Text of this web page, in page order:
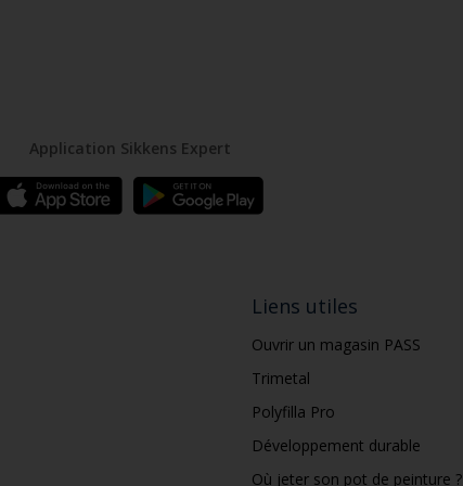
Application Sikkens Expert
Liens utiles
Ouvrir un magasin PASS
Trimetal
Polyfilla Pro
Développement durable
Où jeter son pot de peinture ?